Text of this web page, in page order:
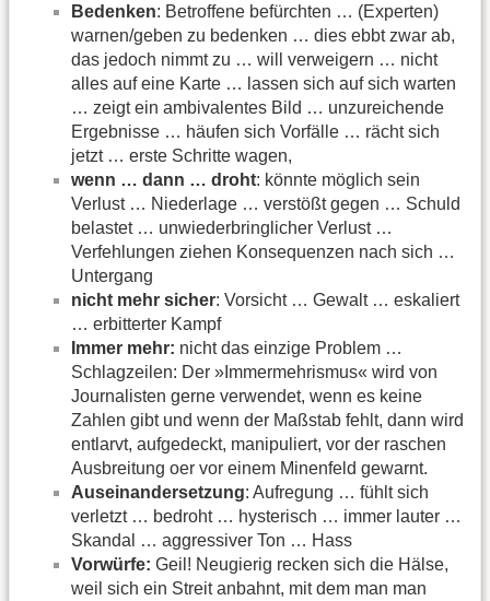
Bedenken: Betroffene befürchten … (Experten)
warnen/geben zu bedenken … dies ebbt zwar ab,
das jedoch nimmt zu … will verweigern … nicht
alles auf eine Karte … lassen sich auf sich warten
… zeigt ein ambivalentes Bild … unzureichende
Ergebnisse … häufen sich Vorfälle … rächt sich
jetzt … erste Schritte wagen,
wenn … dann … droht: könnte möglich sein
Verlust … Niederlage … verstößt gegen … Schuld
belastet … unwiederbringlicher Verlust …
Verfehlungen ziehen Konsequenzen nach sich …
Untergang
nicht mehr sicher: Vorsicht … Gewalt … eskaliert
… erbitterter Kampf
Immer mehr: nicht das einzige Problem …
Schlagzeilen: Der »Immermehrismus« wird von
Journalisten gerne verwendet, wenn es keine
Zahlen gibt und wenn der Maßstab fehlt, dann wird
entlarvt, aufgedeckt, manipuliert, vor der raschen
Ausbreitung oer vor einem Minenfeld gewarnt.
Auseinandersetzung: Aufregung … fühlt sich
verletzt … bedroht … hysterisch … immer lauter …
Skandal … aggressiver Ton … Hass
Vorwürfe: Geil! Neugierig recken sich die Hälse,
weil sich ein Streit anbahnt, mit dem man man